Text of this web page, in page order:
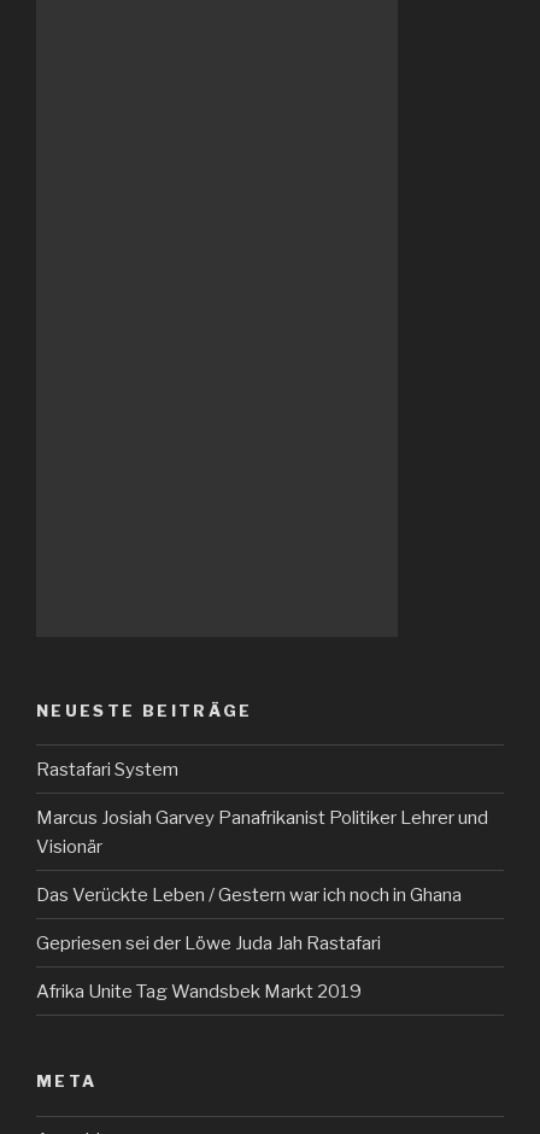
NEUESTE BEITRÄGE
Rastafari System
Marcus Josiah Garvey Panafrikanist Politiker Lehrer und
Visionär
Das Verückte Leben / Gestern war ich noch in Ghana
Gepriesen sei der Löwe Juda Jah Rastafari
Afrika Unite Tag Wandsbek Markt 2019
META